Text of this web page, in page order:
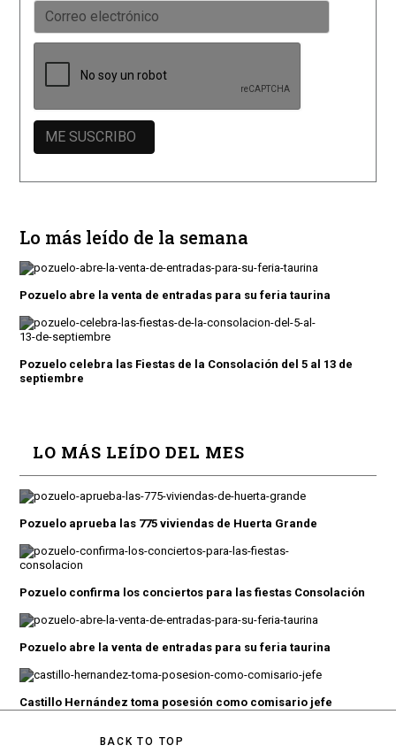
Lo más leído de la semana
Pozuelo abre la venta de entradas para su feria taurina
Pozuelo celebra las Fiestas de la Consolación del 5 al 13 de
septiembre
LO MÁS LEÍDO DEL MES
Pozuelo aprueba las 775 viviendas de Huerta Grande
Pozuelo confirma los conciertos para las fiestas Consolación
Pozuelo abre la venta de entradas para su feria taurina
Castillo Hernández toma posesión como comisario jefe
BACK TO TOP